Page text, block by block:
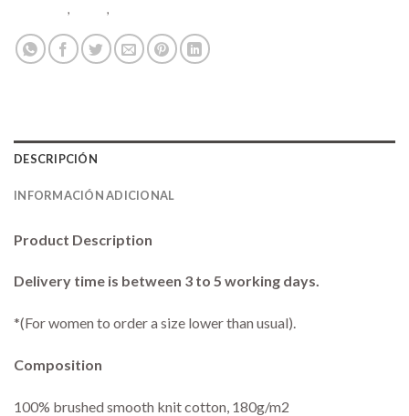
, ,
DESCRIPCIÓN
INFORMACIÓN ADICIONAL
Product Description
Delivery time is between 3 to 5 working days.
*(For women to order a size lower than usual).
Composition
100% brushed smooth knit cotton, 180g/m2